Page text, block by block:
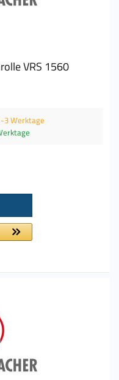
VRS 1560
3 Werktage